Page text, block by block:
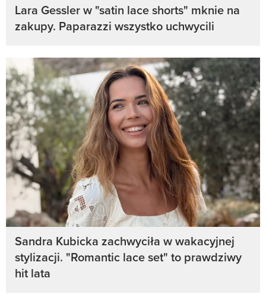
Lara Gessler w "satin lace shorts" mknie na
zakupy. Paparazzi wszystko uchwycili
Sandra Kubicka zachwyciła w wakacyjnej
stylizacji. "Romantic lace set" to prawdziwy
hit lata